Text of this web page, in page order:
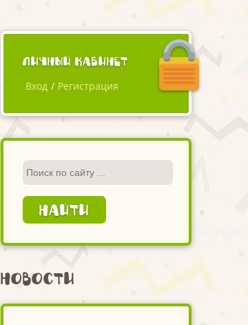
Личный кабинет
Вход / Регистрация
Новости